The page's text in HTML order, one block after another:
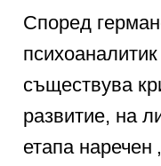
Според
съществува
развитие, на
етапа наречен